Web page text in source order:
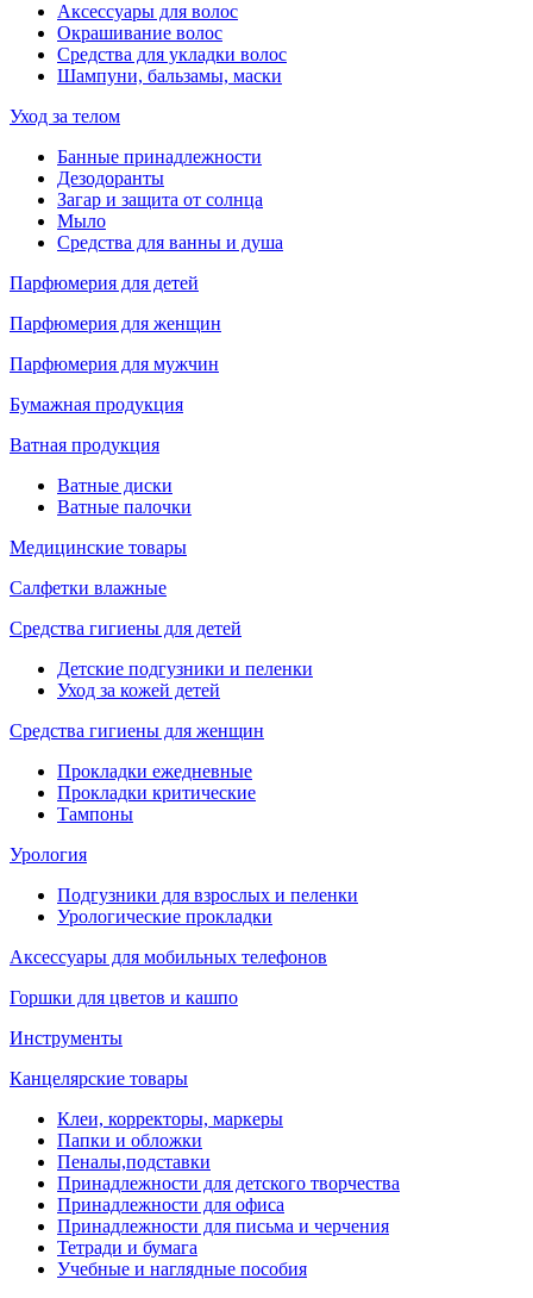
Аксессуары для волос
Окрашивание волос
Средства для укладки волос
Шампуни, бальзамы, маски
Уход за телом
Банные принадлежности
Дезодоранты
Загар и защита от солнца
Мыло
Средства для ванны и душа
Парфюмерия для детей
Парфюмерия для женщин
Парфюмерия для мужчин
Бумажная продукция
Ватная продукция
Ватные диски
Ватные палочки
Медицинские товары
Салфетки влажные
Средства гигиены для детей
Детские подгузники и пеленки
Уход за кожей детей
Средства гигиены для женщин
Прокладки ежедневные
Прокладки критические
Тампоны
Урология
Подгузники для взрослых и пеленки
Урологические прокладки
Аксессуары для мобильных телефонов
Горшки для цветов и кашпо
Инструменты
Канцелярские товары
Клеи, корректоры, маркеры
Папки и обложки
Пеналы,подставки
Принадлежности для детского творчества
Принадлежности для офиса
Принадлежности для письма и черчения
Тетради и бумага
Учебные и наглядные пособия